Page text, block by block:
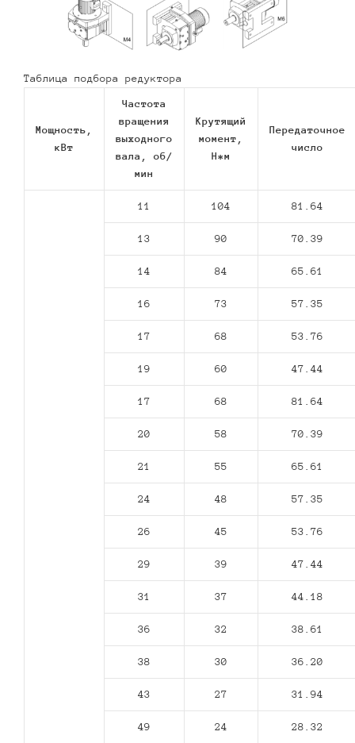
Таблица подбора редуктора
Мощность,
кВт
Частота
вращения
выходного
вала, об/
мин
Крутящий
момент,
Н*м
Передаточное
число
11 104 81.64
13 90 70.39
14 84 65.61
16 73 57.35
17 68 53.76
19 60 47.44
17 68 81.64
20 58 70.39
21 55 65.61
24 48 57.35
26 45 53.76
29 39 47.44
31 37 44.18
36 32 38.61
38 30 36.20
43 27 31.94
49 24 28.32